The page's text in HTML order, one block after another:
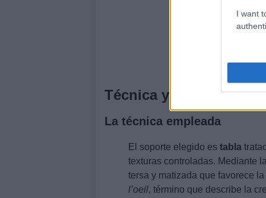
I want
Técnica y lectura visual
La técnica empleada
El soporte elegido es tabla
texturas controladas. Mediante
tersa y matizada que favorece
l’oeil, término que describe la